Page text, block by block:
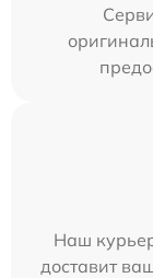
Наш
доставит